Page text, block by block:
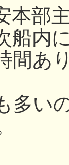
本部
船内
間あ
多い